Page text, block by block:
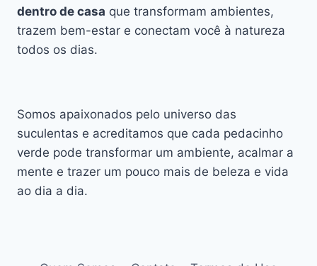
dentro de casa que transformam ambientes,
trazem bem-estar e conectam você à natureza
todos os dias.
Somos apaixonados pelo universo das
suculentas e acreditamos que cada pedacinho
verde pode transformar um ambiente, acalmar a
mente e trazer um pouco mais de beleza e vida
ao dia a dia.